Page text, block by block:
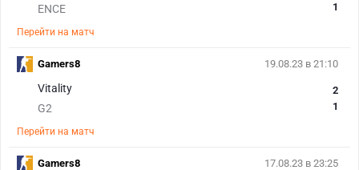
ENCE 1
Перейти на матч
19.08.23 в 21:10
Vitality
G2
2
1
Перейти на матч
Gamers8
17.08.23 в 23:25
Gamers8